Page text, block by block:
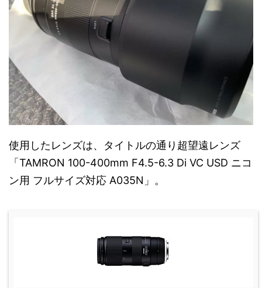
使用したレンズは、タイトルの通り超望遠レンズ
「TAMRON 100-400mm F4.5-6.3 Di VC USD ニコ
ン用 フルサイズ対応 A035N」。